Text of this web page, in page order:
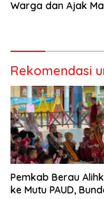
Warga dan Ajak
Rekomendasi
Pemkab Berau
ke Mutu PAUD,